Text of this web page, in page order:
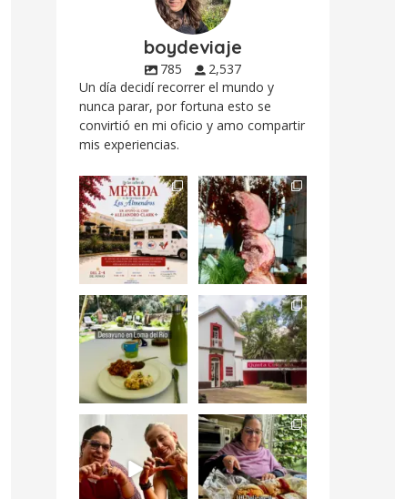
boydeviaje
785
2,537
Un día decidí recorrer el mundo y
nunca parar, por fortuna esto se
convirtió en mi oficio y amo compartir
mis experiencias.
Siempre me mueven
las causas y comer
con causa es...
12 0
Fuimos a celebrar a
mis dos #mamás
más cercanas mi...
17 0
Levantarse, escuchar
el río correr y sentir
el...
19 0
Esta
#NochedeMuseos
en la
#QuintaColorada
el...
12 0
¡Qué desayuno tan
increíble en
@LasQuinceLetras!...
28 3
Me tocó rosca de
Tagers un
restaurante de
Avenida...
50 10